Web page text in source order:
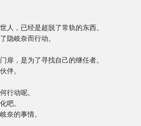
，已经是超脱了常轨的东西。
岐奈而行动。
，是为了寻找自己的继任者。
伴。
动呢。
吧。
的事情。